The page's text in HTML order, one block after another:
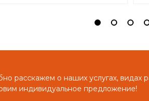
расскажем о наших услугах, видах
индивидуальное предложение!